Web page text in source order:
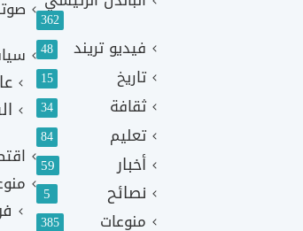
362
فيديو تريند 48
تاريخ 15
ثقافة 34
تعليم 84
أخبار 59
نصائح 5
منوعات 385